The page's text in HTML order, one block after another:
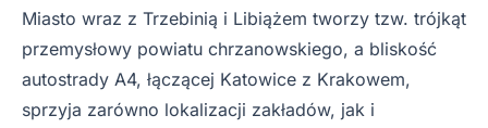
Miasto wraz z Trzebinią i Libiążem tworzy tzw. trójkąt
przemysłowy powiatu chrzanowskiego, a bliskość
autostrady A4, łączącej Katowice z Krakowem,
sprzyja zarówno lokalizacji zakładów, jak i